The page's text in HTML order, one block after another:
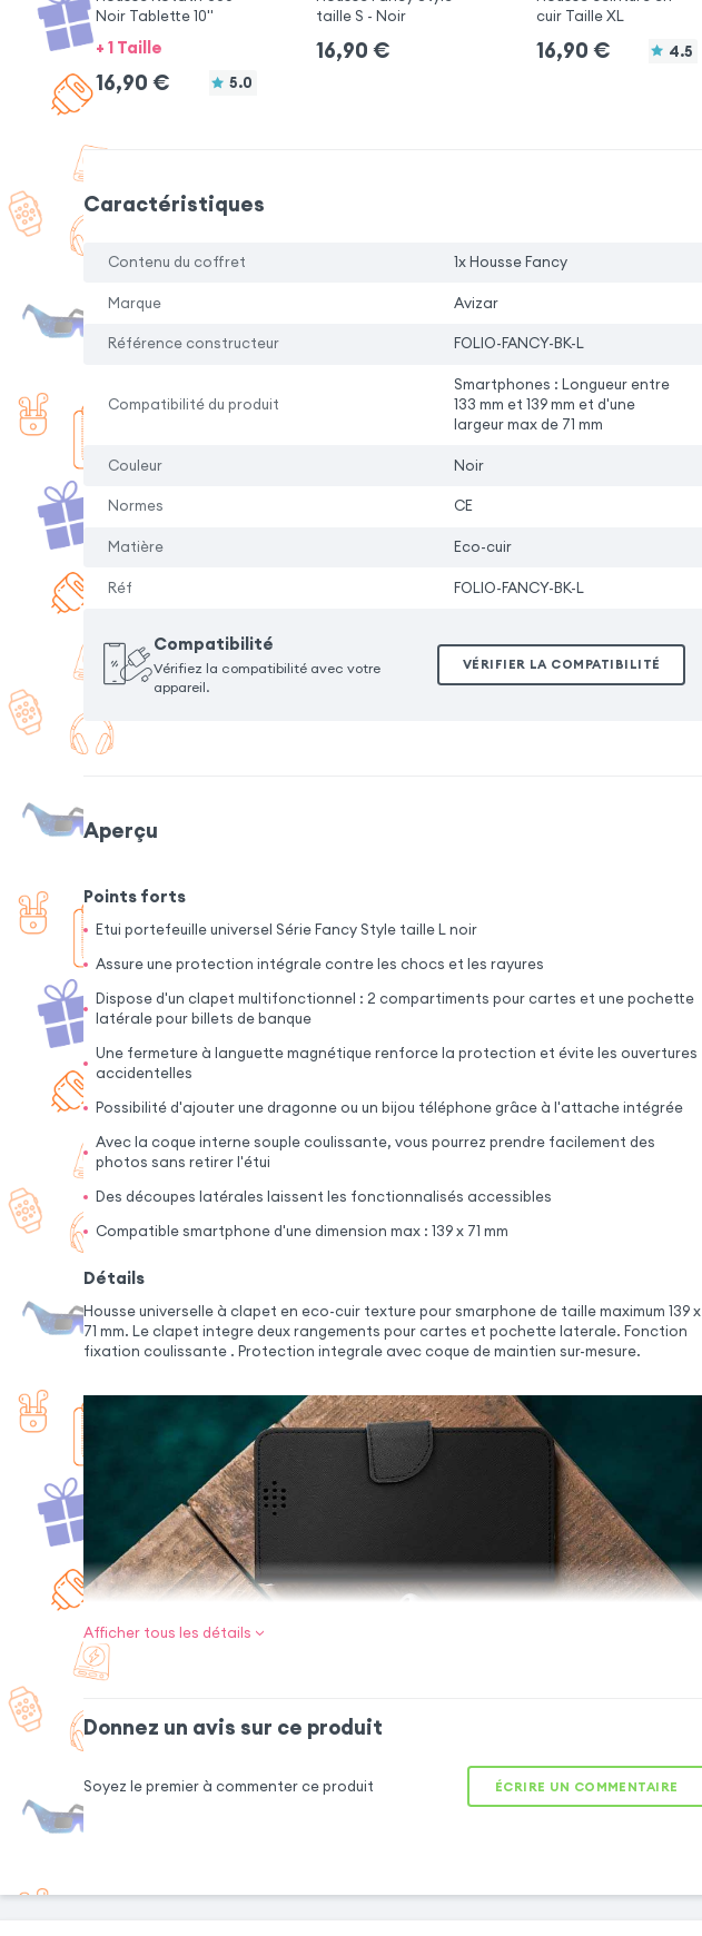
Noir Tablette 10"
+ 1 Taille
16,90 € 5.0
taille S - Noir
16,90 €
cuir Taille XL
16,90 € 4.5
Caractéristiques
Contenu du coffret 1x Housse Fancy
Marque Avizar
Référence constructeur FOLIO-FANCY-BK-L
Compatibilité du produit
Smartphones : Longueur entre
133 mm et 139 mm et d'une
largeur max de 71 mm
Couleur Noir
Normes CE
Matière Eco-cuir
Réf FOLIO-FANCY-BK-L
Compatibilité
Vérifiez la compatibilité avec votre
appareil.
VÉRIFIER LA COMPATIBILITÉ
Aperçu
Points forts
Etui portefeuille universel Série Fancy Style taille L noir
Assure une protection intégrale contre les chocs et les rayures
Dispose d'un clapet multifonctionnel : 2 compartiments pour cartes et une pochette
latérale pour billets de banque
Une fermeture à languette magnétique renforce la protection et évite les ouvertures
accidentelles
Possibilité d'ajouter une dragonne ou un bijou téléphone grâce à l'attache intégrée
Avec la coque interne souple coulissante, vous pourrez prendre facilement des
photos sans retirer l'étui
Des découpes latérales laissent les fonctionnalisés accessibles
Compatible smartphone d'une dimension max : 139 x 71 mm
Détails
Housse universelle à clapet en eco-cuir texture pour smarphone de taille maximum 139 x
71 mm. Le clapet integre deux rangements pour cartes et pochette laterale. Fonction
fixation coulissante . Protection integrale avec coque de maintien sur-mesure.
Spécialement conçue pour les téléphones de
housse universelle en éco-cuir texturé offre
une protection fiable et élégante. Son clapet
Afficher tous les détails
Donnez un avis sur ce produit
Soyez le premier à commenter ce produit ÉCRIRE UN COMMENTAIRE